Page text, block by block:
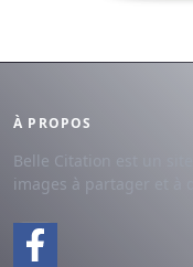
À PROPOS
Belle Citation est un
images à partager et à